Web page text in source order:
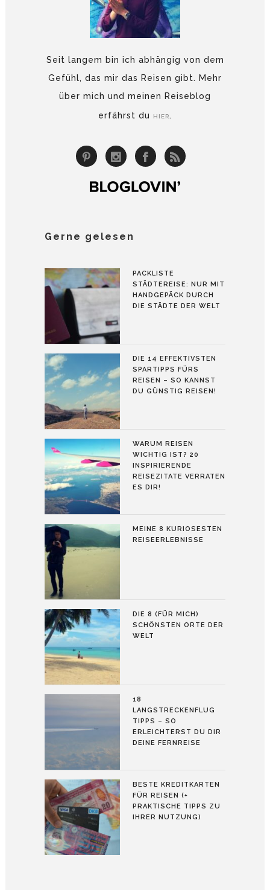
Seit langem bin ich abhängig von dem
Gefühl, das mir das Reisen gibt. Mehr
über mich und meinen Reiseblog
erfährst du
HIER.
Gerne gelesen
PACKLISTE
STÄDTEREISE: NUR MIT
HANDGEPÄCK DURCH
DIE STÄDTE DER WELT
DIE 14 EFFEKTIVSTEN
SPARTIPPS FÜRS
REISEN – SO KANNST
DU GÜNSTIG REISEN!
WARUM REISEN
WICHTIG IST? 20
INSPIRIERENDE
REISEZITATE VERRATEN
ES DIR!
MEINE 8 KURIOSESTEN
REISEERLEBNISSE
DIE 8 (FÜR MICH)
SCHÖNSTEN ORTE DER
WELT
18
LANGSTRECKENFLUG
TIPPS – SO
ERLEICHTERST DU DIR
DEINE FERNREISE
BESTE KREDITKARTEN
FÜR REISEN (+
PRAKTISCHE TIPPS ZU
IHRER NUTZUNG)